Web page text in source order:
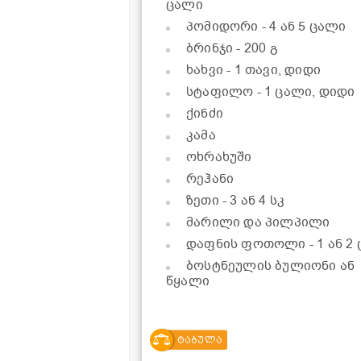
ცალი
პომიდორი - 4 ან 5 ცალი
ბრინჯი- 200 გ
ხახვი- 1 თავი, დიდი
სტაფილო - 1 ცალი, დიდი
ქინძი
კამა
ოხრახუში
რეჰანი
ზეთი - 3 ან 4 სკ
მარილი და პილპილი
დაფნის ფოთოლი - 1 ან 2
ბოსტნეულის ბულიონი ან
წყალი
ტაბულა